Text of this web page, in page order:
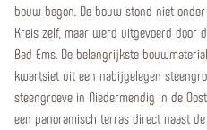
bouw begon. De bouw stond niet
Kreis zelf, maar werd uitgevoerd door
Bad Ems. De belangrijkste
kwartsiet uit een nabijgelegen
steengroeve in Niedermendig in de
een panoramisch terras direct naast